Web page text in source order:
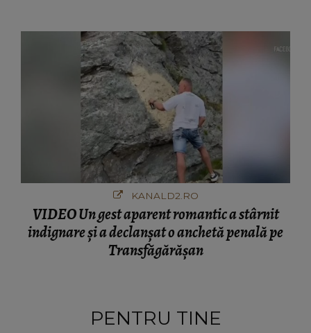
KANALD2.RO
VIDEO Un gest aparent romantic a stârnit
indignare și a declanșat o anchetă penală pe
Transfăgărășan
PENTRU TINE